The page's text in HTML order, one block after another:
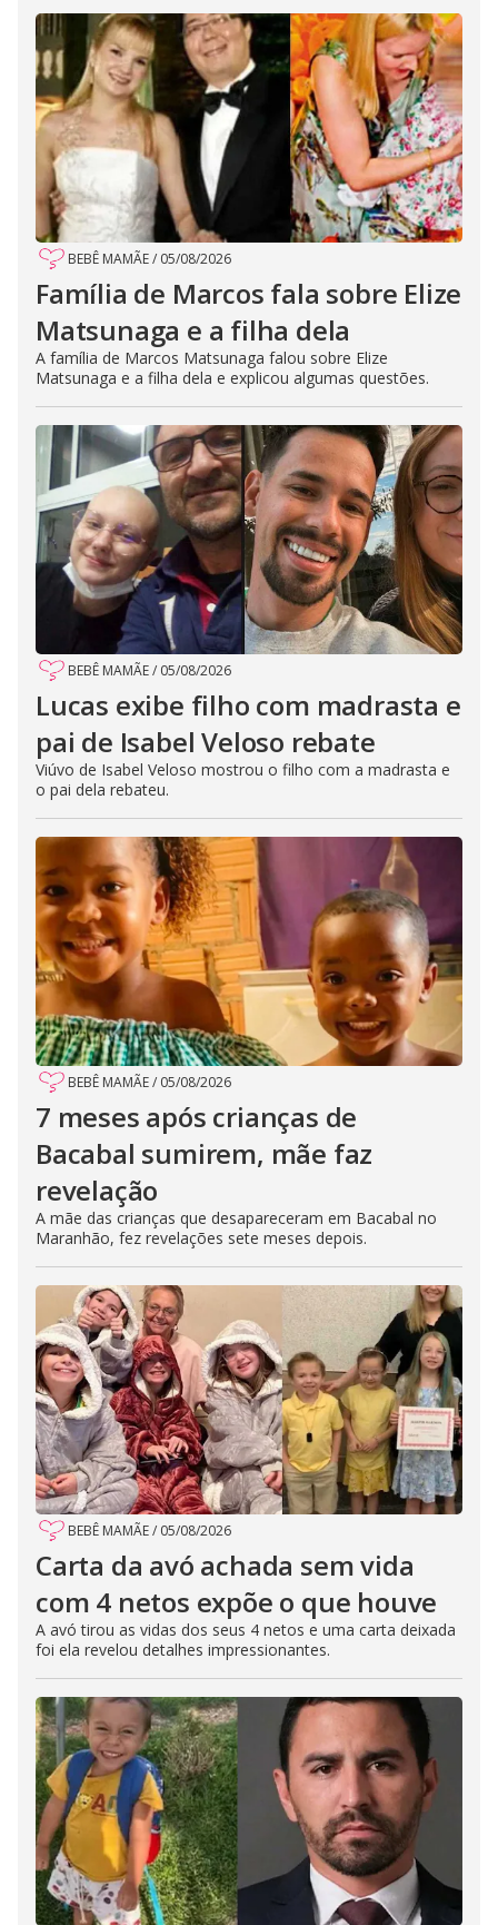
BEBÊ MAMÃE/ 05/08/2026
Família de Marcos fala sobre Elize
Matsunaga e a filha dela
A família de Marcos Matsunaga falou sobre Elize
Matsunaga e a filha dela e explicou algumas questões.
BEBÊ MAMÃE/ 05/08/2026
Lucas exibe filho com madrasta e
pai de Isabel Veloso rebate
Viúvo de Isabel Veloso mostrou o filho com a madrasta e
o pai dela rebateu.
BEBÊ MAMÃE/ 05/08/2026
7 meses após crianças de
Bacabal sumirem, mãe faz
revelação
A mãe das crianças que desapareceram em Bacabal no
Maranhão, fez revelações sete meses depois.
BEBÊ MAMÃE/ 05/08/2026
Carta da avó achada sem vida
com 4 netos expõe o que houve
A avó tirou as vidas dos seus 4 netos e uma carta deixada
foi ela revelou detalhes impressionantes.